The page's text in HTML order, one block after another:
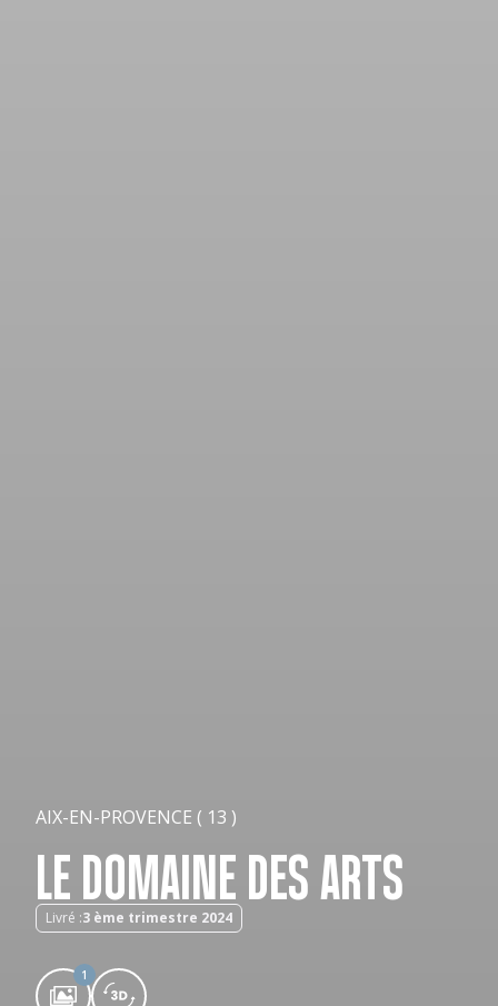
AIX-EN-PROVENCE ( 13 )
LE DOMAINE DES ARTS
Livré :3 ème trimestre 2024
1